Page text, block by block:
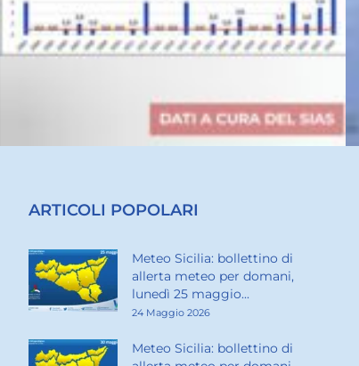
ARTICOLI POPOLARI
Meteo Sicilia: bollettino di
allerta meteo per domani,
lunedì 25 maggio...
24 Maggio 2026
Meteo Sicilia: bollettino di